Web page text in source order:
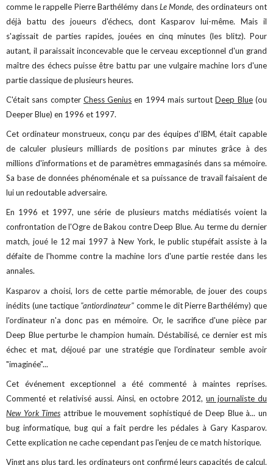
comme le rappelle Pierre Barthélémy dansLe Monde, des ordinateurs ont
déjà battu des joueurs d'échecs, dont Kasparov lui-même. Mais il
s'agissait de parties rapides, jouées en cinq minutes (les blitz). Pour
autant, il paraissait inconcevable que le cerveau exceptionnel d'un grand
maître des échecs puisse être battu par une vulgaire machine lors d'une
partie classique de plusieurs heures.
C'était sans compter Chess Genius en 1994 mais surtoutDeep Blue(ou
Deeper Blue) en 1996 et 1997.
Cet ordinateur monstrueux, conçu par des équipes d'IBM, était capable
de calculer plusieurs milliards de positions par minutes grâce à des
millions d'informations et de paramètres emmagasinés dans sa mémoire.
Sa base de données phénoménale et sa puissance de travail faisaient de
lui un redoutable adversaire.
En 1996 et 1997, une série de plusieurs matchs médiatisés voient la
confrontation de l'Ogre de Bakou contre Deep Blue. Au terme du dernier
match, joué le 12 mai 1997 à New York, le public stupéfait assiste à la
défaite de l'homme contre la machine lors d'une partie restée dans les
annales.
Kasparov a choisi, lors de cette partie mémorable, de jouer des coups
inédits (une tactique "antiordinateur" comme le dit Pierre Barthélémy) que
l'ordinateur n'a donc pas en mémoire. Or, le sacrifice d'une pièce par
Deep Blue perturbe le champion humain. Déstabilisé, ce dernier est mis
échec et mat, déjoué par une stratégie que l'ordinateur semble avoir
"imaginée"...
Cet événement exceptionnel a été commenté à maintes reprises.
Commenté et relativisé aussi. Ainsi, en octobre 2012,un journaliste du
New York Times attribue le mouvement sophistiqué de Deep Blue à... un
bug informatique, bug qui a fait perdre les pédales à Gary Kasparov.
Cette explication ne cache cependant pas l'enjeu de ce match historique.
Vingt ans plus tard, les ordinateurs ont confirmé leurs capacités de calcul.